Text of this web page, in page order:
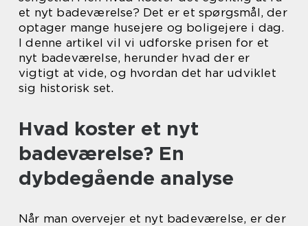
et nyt badeværelse? Det er et spørgsmål, der
optager mange husejere og boligejere i dag.
I denne artikel vil vi udforske prisen for et
nyt badeværelse, herunder hvad der er
vigtigt at vide, og hvordan det har udviklet
sig historisk set.
Hvad koster et nyt
badeværelse? En
dybdegående analyse
Når man overvejer et nyt badeværelse, er der